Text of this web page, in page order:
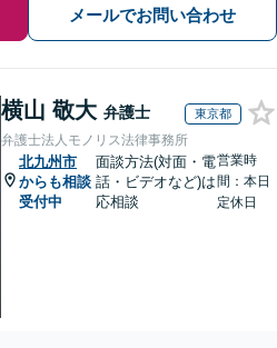
メールでお問い合わせ
横山 敬大 弁護士 東京都
弁護士法人モノリス法律事務所
北九州市
からも相談
受付中
面談方法(対面・電
話・ビデオなど)は
応相談
営業時
間：本日
定休日